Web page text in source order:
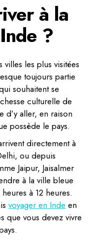
à la
?
villes les plus visitées
toujours partie
souhaitent se
culturelle de
d’y aller, en raison
possède le pays.
directement à
ou depuis
Jaipur, Jaisalmer
à la ville bleue
à 12 heures.
voyager en Inde en
que vous devez vivre